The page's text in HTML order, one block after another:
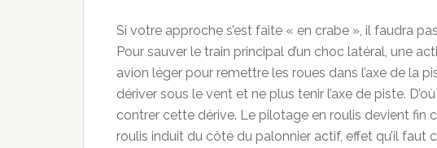
Si votre approche s’est faite « en crabe », il faudra
Pour sauver le train principal d’un choc latéral, une
avion léger pour remettre les roues dans l’axe de la
dériver sous le vent et ne plus tenir l’axe de piste.
contrer cette dérive. Le pilotage en roulis devient fin
roulis induit du côté du palonnier actif, effet qu’il faut